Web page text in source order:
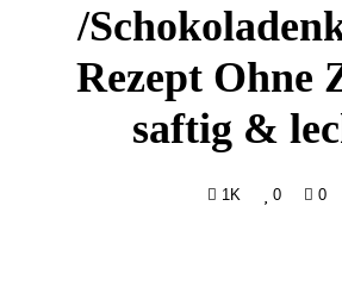
/
Rezept Ohne
saftig &
1K 0 0